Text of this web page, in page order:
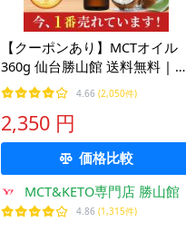
【クーポンあり】MCTオイル
360g 仙台勝山館 送料無料 | コ
コナッツオイル をお探しの方
にも 無臭 で使いやすい 高品質
mct エムシーティオイル mtc
mtcオイル
4.66 (2,050件)
2,350 円
価格比較
MCT&KETO専門店 勝山館
4.86 (1,315件)